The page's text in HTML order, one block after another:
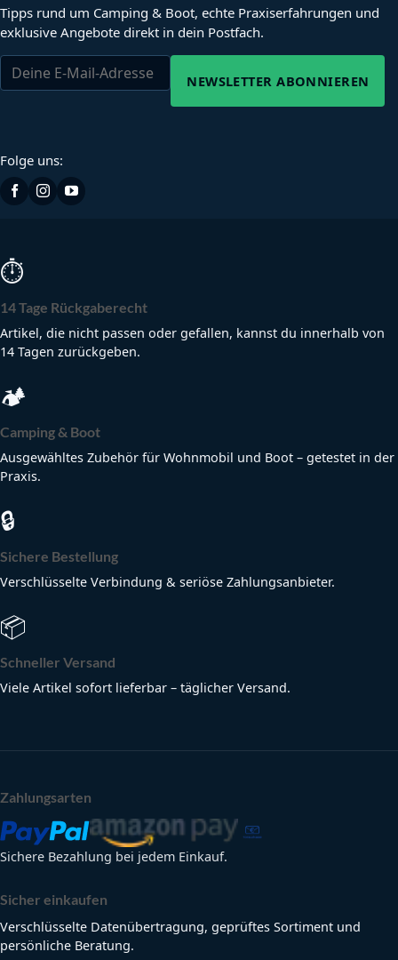
Tipps rund um Camping & Boot, echte Praxiserfahrungen und
exklusive Angebote direkt in dein Postfach.
NEWSLETTER ABONNIEREN
Folge uns:
⏱
14 Tage Rückgaberecht
Artikel, die nicht passen oder gefallen, kannst du innerhalb von
14 Tagen zurückgeben.
🏕
Camping & Boot
Ausgewähltes Zubehör für Wohnmobil und Boot – getestet in der
Praxis.
🔒
Sichere Bestellung
Verschlüsselte Verbindung & seriöse Zahlungsanbieter.
📦
Schneller Versand
Viele Artikel sofort lieferbar – täglicher Versand.
Zahlungsarten
Sichere Bezahlung bei jedem Einkauf.
Sicher einkaufen
Verschlüsselte Datenübertragung, geprüftes Sortiment und
persönliche Beratung.